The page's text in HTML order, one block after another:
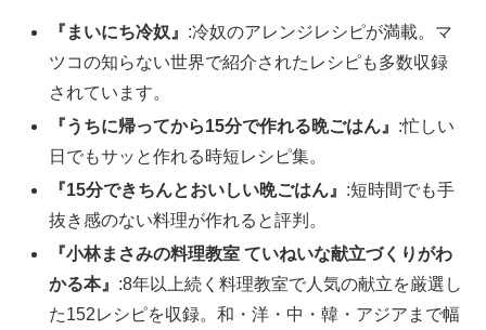
『まいにち冷奴』 :冷奴のアレンジレシピが満載。マ
ツコの知らない世界で紹介されたレシピも多数収録
されています。
『うちに帰ってから15分で作れる晩ごはん』 :忙しい
日でもサッと作れる時短レシピ集。
『15分できちんとおいしい晩ごはん』 :短時間でも手
抜き感のない料理が作れると評判。
『小林まさみの料理教室 ていねいな献立づくりがわ
かる本』 :8年以上続く料理教室で人気の献立を厳選し
た152レシピを収録。和・洋・中・韓・アジアまで幅